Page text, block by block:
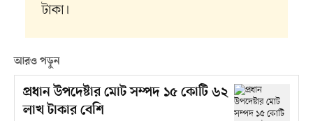
টাকা।
আরও পড়ুন
প্রধান উপদেষ্টার মোট সম্পদ ১৫ কোটি ৬২
লাখ টাকার বেশি